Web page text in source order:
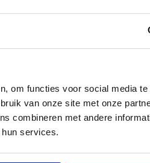
om functies voor social media te
van onze site met onze
combineren met andere
services.
abonnementen bij
Dinther
je op zoek naar een voordelig
het juiste adres. Bij
verzekerd van de laatste
uiteenlopende bundels in
KPN. Onze
Heb je bijvoorbeeld
of de plannen die
de gemeente.